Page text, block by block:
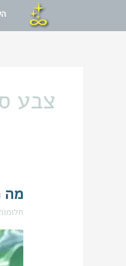
צבע
מה
מה
צבע
סגול